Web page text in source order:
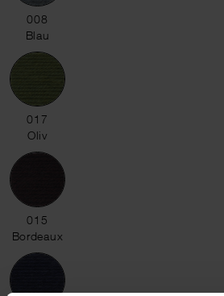
008 Blau
008
Blau
017 Oliv
017
Oliv
015 Bordeaux
015
Bordeaux